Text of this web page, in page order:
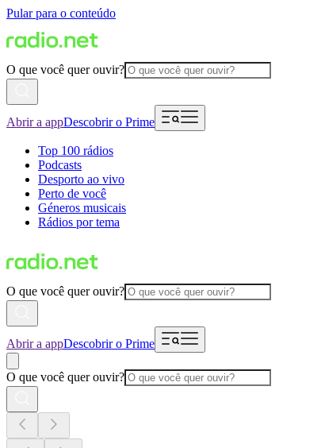
Pular para o conteúdo
O que você quer ouvir?
Abrir a appDescobrir o Prime
Top 100 rádios
Podcasts
Desporto ao vivo
Perto de você
Géneros musicais
Rádios por tema
O que você quer ouvir?
Abrir a appDescobrir o Prime
O que você quer ouvir?